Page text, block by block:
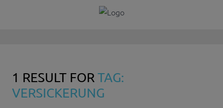
1 RESULT FORTAG:
VERSICKERUNG